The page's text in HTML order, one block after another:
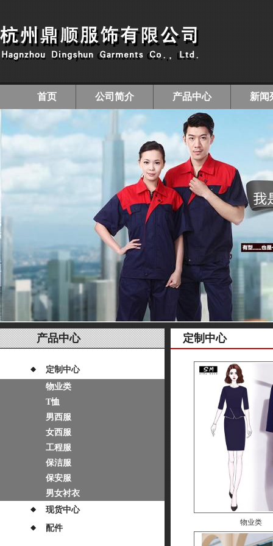
首页 公司简介 产品中心 新闻
产品中心
定制中心
物业类
T恤
男西服
女西服
工程服
保洁服
保安服
男女衬衣
现货中心
配件
定制中心
物业类